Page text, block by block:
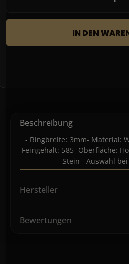
IN DEN
Beschreibung
- Ringbreite: 3mm- Material:
Feingehalt: 585- Oberfläche:
Stein - Auswahl
Hersteller
Bewertungen